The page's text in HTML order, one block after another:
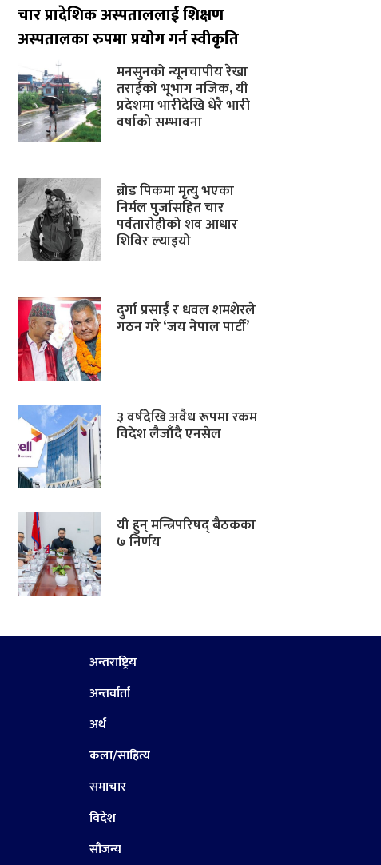
चार प्रादेशिक अस्पताललाई शिक्षण
अस्पतालका रुपमा प्रयोग गर्न स्वीकृति
मनसुनको न्यूनचापीय रेखा
तराईको भूभाग नजिक, यी
प्रदेशमा भारीदेखि धेरै भारी
वर्षाको सम्भावना
ब्रोड पिकमा मृत्यु भएका
निर्मल पुर्जासहित चार
पर्वतारोहीको शव आधार
शिविर ल्याइयो
दुर्गा प्रसाईँ र धवल शमशेरले
गठन गरे ‘जय नेपाल पार्टी’
३ वर्षदेखि अवैध रूपमा रकम
विदेश लैजाँदै एनसेल
यी हुन् मन्त्रिपरिषद् बैठकका
७ निर्णय
अन्तराष्ट्रिय
अन्तर्वार्ता
अर्थ
कला/साहित्य
समाचार
विदेश
सौजन्य